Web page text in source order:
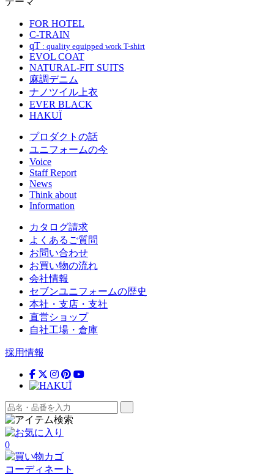
FOR HOTEL
C-TRAIN
qT : quality equipped work T-shirt
EVOL COAT
NATURAL-FIT SUITS
麻調デニム
ナノツイル上衣
EVER BLACK
HAKUÏ
プロダクトの話
ユニフォームの今
Voice
Staff Report
News
Think about
Information
カタログ請求
よくあるご質問
お問い合わせ
お買い物の流れ
会社情報
セブンユニフォームの歴史
本社・支店・支社
直営ショップ
自社工場・倉庫
採用情報
0
コーディネート